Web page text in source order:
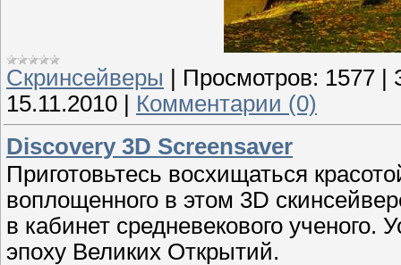
Скринсейверы | Просмотров: 1577 |
15.11.2010 | Комментарии (0)
Discovery 3D Screensaver
Приготовьтесь восхищаться
воплощенного в этом 3D
в кабинет средневекового ученого.
эпоху Великих Открытий.